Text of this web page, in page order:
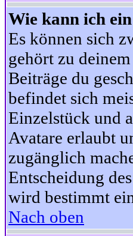
Wie kann ich
Es können sich
gehört zu
Beiträge du
befindet sich
Einzelstück und
Avatare erlaubt
zugänglich
Entscheidung
wird bestimmt
Nach oben